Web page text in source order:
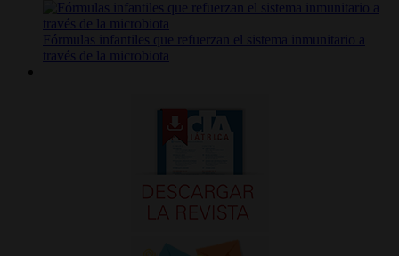
Fórmulas infantiles que refuerzan el sistema inmunitario a
través de la microbiota